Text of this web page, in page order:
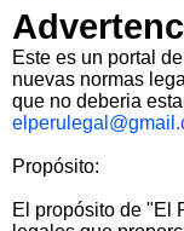
Este es un portal
nuevas normas
que no deberia
Propósito:
El propósito de "El